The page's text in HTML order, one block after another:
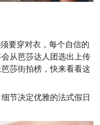
要穿对衣，每个自信的
从芭莎达人团选出上传
莎街拍榜，快来看看这
节决定优雅的法式假日